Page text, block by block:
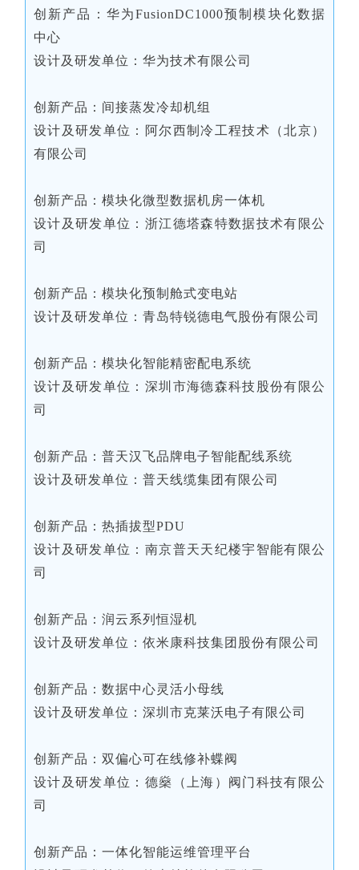
创新产品：华为FusionDC1000预制模块化数据
中心
设计及研发单位：华为技术有限公司
创新产品：间接蒸发冷却机组
设计及研发单位：阿尔西制冷工程技术（北京）
有限公司
创新产品：模块化微型数据机房一体机
设计及研发单位：浙江德塔森特数据技术有限公
司
创新产品：模块化预制舱式变电站
设计及研发单位：青岛特锐德电气股份有限公司
创新产品：模块化智能精密配电系统
设计及研发单位：深圳市海德森科技股份有限公
司
创新产品：普天汉飞品牌电子智能配线系统
设计及研发单位：普天线缆集团有限公司
创新产品：热插拔型PDU
设计及研发单位：南京普天天纪楼宇智能有限公
司
创新产品：润云系列恒湿机
设计及研发单位：依米康科技集团股份有限公司
创新产品：数据中心灵活小母线
设计及研发单位：深圳市克莱沃电子有限公司
创新产品：双偏心可在线修补蝶阀
设计及研发单位：德燊（上海）阀门科技有限公
司
创新产品：一体化智能运维管理平台